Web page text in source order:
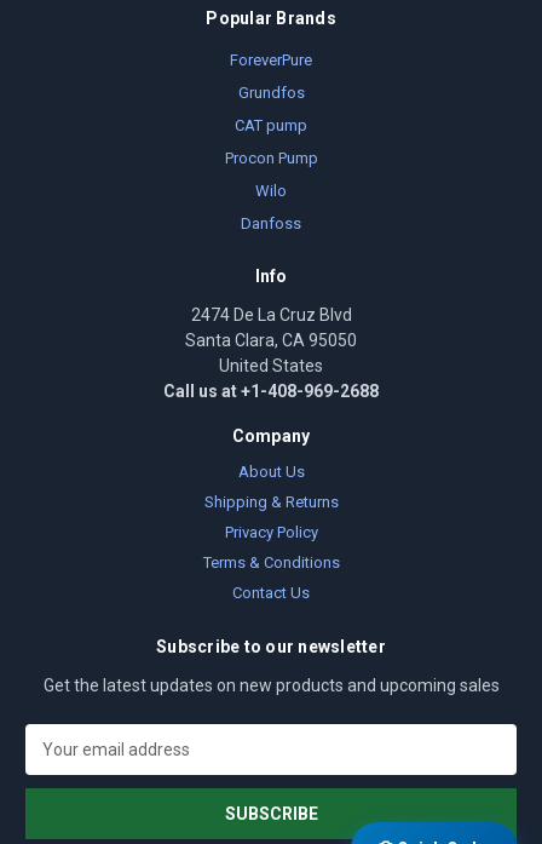
Popular Brands
ForeverPure
Grundfos
CAT pump
Procon Pump
Wilo
Danfoss
Info
2474 De La Cruz Blvd
Santa Clara, CA 95050
United States
Call us at +1-408-969-2688
Company
About Us
Shipping & Returns
Privacy Policy
Terms & Conditions
Contact Us
Subscribe to our newsletter
Get the latest updates on new products and upcoming sales
a
l